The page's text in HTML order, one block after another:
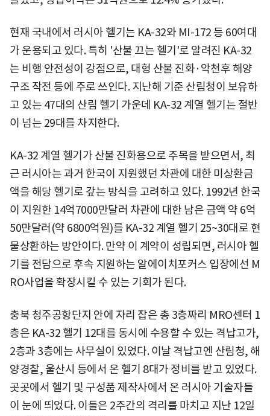
현재 국내에서 러시아 헬기는 KA-32와 MI-172 등 60여대
가 운용되고 있다. 특히 '산불 끄는 헬기'로 알려진 KA-32
는 비행 안전성이 강점으로, 대형 산불 진화·악천후 해양
구조 작전 등에 주로 쓰인다. 지난해 기준 산림청이 보유하
고 있는 47대의 산림 헬기 가운데 KA-32 계열 헬기는 절반
이 넘는 29대를 차지한다.
KA-32 계열 헬기가 산불 진화용으로 주목을 받으면서, 최
근 러시아는 과거 한국이 지원했던 차관에 대한 미상환금
액을 해당 헬기로 갚는 방식을 고려하고 있다. 1992년 한국
이 지원한 14억7000만달러 차관에 대한 남은 금액 약 6억
50만달러(약 6800억원)를 KA-32 계열 헬기 25~30대로 현
물상환하는 방안이다. 만약 이 계약이 성립되면, 러시아 헬
기를 전담으로 후속 지원하는 알에이치포커스 입장에선 M
RO사업을 확장시킬 수 있는 기회가 된다.
충북 청주공항단지 안에 자리 잡은 총 3층짜리 MRO센터 1
층은 KA-32 헬기 12대를 동시에 수용할 수 있는 격납고가,
2층과 3층에는 사무실이 있었다. 이날 격납고엔 산림청, 해
양경찰, 울산시 등에서 온 헬기 8대가 정비를 받고 있었다.
곳곳에서 헬기 및 구성품 제작사에서 온 러시아 기술자들
이 눈에 띄었다. 이들은 2주간의 격리를 마치고 지난 12일